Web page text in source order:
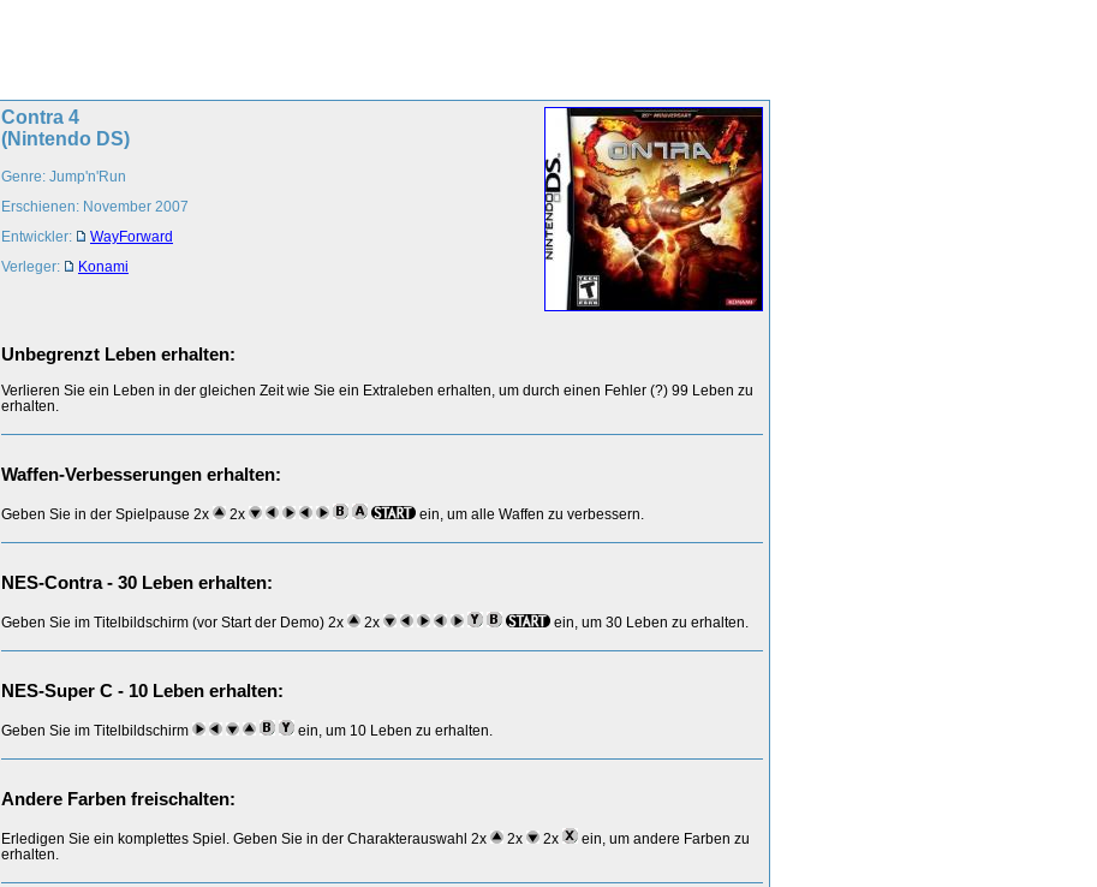
Contra 4
(Nintendo DS)
Genre: Jump'n'Run
Erschienen: November 2007
Entwickler:
WayForward
Verleger:
Konami
Unbegrenzt Leben erhalten:
Verlieren Sie ein Leben in der gleichen Zeit wie Sie ein Extraleben erhalten, um durch einen Fehler (?) 99 Leben zu
erhalten.
Waffen-Verbesserungen erhalten:
Geben Sie in der Spielpause 2x 2x ein, um alle Waffen zu verbessern.
NES-Contra - 30 Leben erhalten:
Geben Sie im Titelbildschirm (vor Start der Demo) 2x 2x ein, um 30 Leben zu erhalten.
NES-Super C - 10 Leben erhalten:
Geben Sie im Titelbildschirm ein, um 10 Leben zu erhalten.
Andere Farben freischalten:
Erledigen Sie ein komplettes Spiel. Geben Sie in der Charakterauswahl 2x 2x 2x
ein, um andere Farben zu
erhalten.